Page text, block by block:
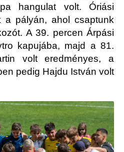
hangulat volt. Óriási
a pályán, ahol csaptunk
A 39. percen Árpási
kapujába, majd a 81.
volt eredményes, a
pedig Hajdu István volt